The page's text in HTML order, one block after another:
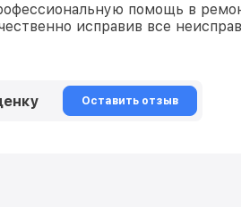
помощь в
исправив все
Оставить отзыв